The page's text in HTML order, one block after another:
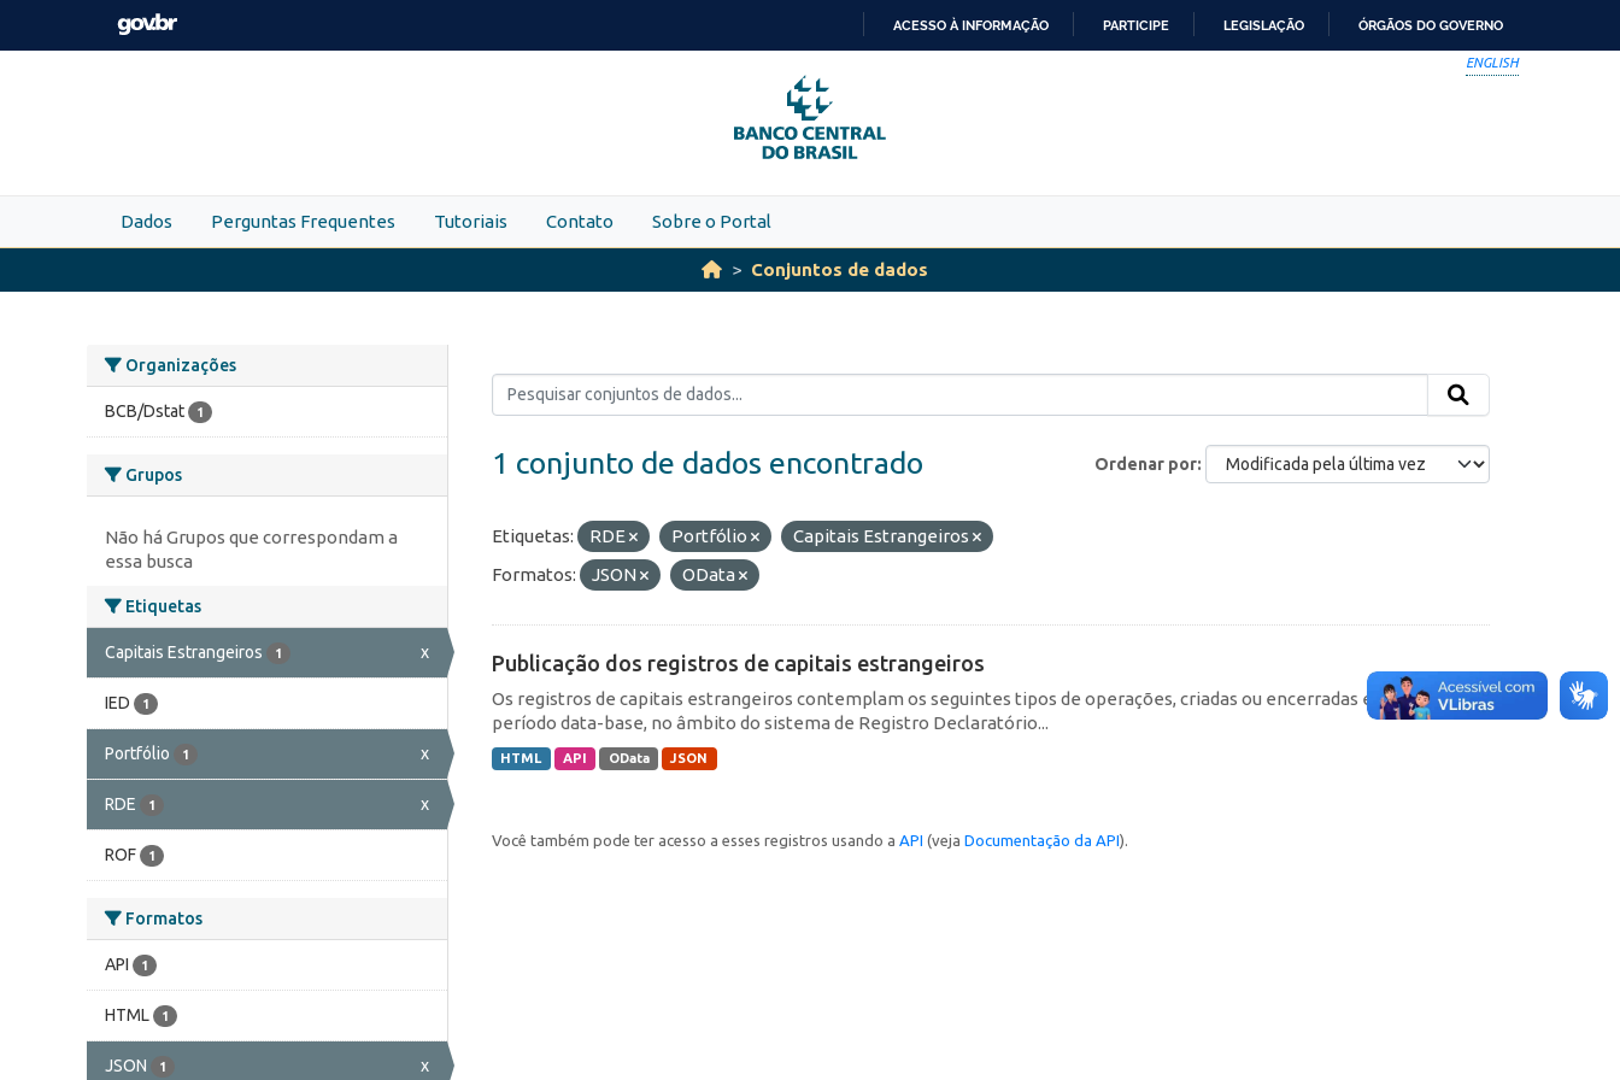
Skip to main content
PARA
O
CONTEÚDO
ACESSO À INFORMAÇÃO PARTICIPE LEGISLAÇÃO ÓRGÃOS DO GOVERNO
ENGLISH
Dados Perguntas Frequentes Tutoriais Contato Sobre o Portal
Conjuntos de dados
Organizações
BCB/Dstat 1
Grupos
Não há Grupos que correspondam a
essa busca
Etiquetas
Capitais Estrangeiros 1 x
IED 1
Portfólio 1 x
RDE 1 x
ROF 1
Formatos
API 1
HTML 1
JSON 1 x
Ordenar por
1 conjunto de dados encontrado
Etiquetas: RDE Portfólio
Capitais Estrangeiros
Formatos:
JSON OData
Publicação dos registros de capitais estrangeiros
Os registros de capitais estrangeiros contemplam os seguintes tipos de operações, criadas ou encerradas em cada
período data-base, no âmbito do sistema de Registro Declaratório...
HTML API OData JSON
Você também pode ter acesso a esses registros usando a API (veja Documentação da API).